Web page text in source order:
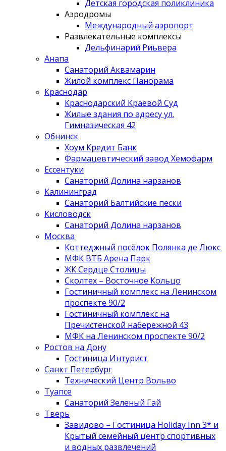
Детская городская поликлиника
Аэродромы
Международный аэропорт
Развлекательные комплексы
Дельфинарий Риьвера
Анапа
Санаторий Аквамарин
Жилой комплекс Панорама
Краснодар
Краснодарский Краевой Суд
Жилые здания по адресу ул.
Гимназическая 42
Обнинск
Хоум Кредит Банк
Фармацевтический завод Хемофарм
Ессентуки
Санаторий Долина нарзанов
Калининград
Санаторий Балтийские пески
Кисловодск
Санаторий Долина нарзанов
Москва
Коттеджный посёлок Полянка де Люкс
МФК ВТБ Арена Парк
ЖК Сердце Столицы
Сколтех – Восточное Кольцо
Гостиничный комплекс на Ленинском
проспекте 90/2
Гостиничный комплекс на
Пречистенской набережной 43
МФК на Ленинском проспекте 90/2
Ростов на Дону
Гостиница Интурист
Санкт Петербург
Технический Центр Вольво
Туапсе
Санаторий Зеленый Гай
Тверь
Завидово – Гостиница Holiday Inn 3* и
Крытый семейный центр спортивных
и водных развлечений